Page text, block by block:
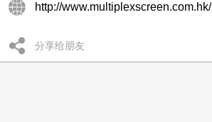
http://www.multiplexscreen.com.hk/
分享给朋友